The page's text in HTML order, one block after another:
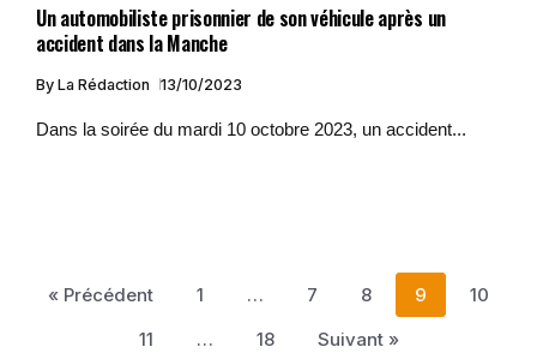
Un automobiliste prisonnier de son véhicule après un
accident dans la Manche
By La Rédaction 13/10/2023
Dans la soirée du mardi 10 octobre 2023, un accident...
« Précédent 1 … 7 8 9
10
11
… 18 Suivant »